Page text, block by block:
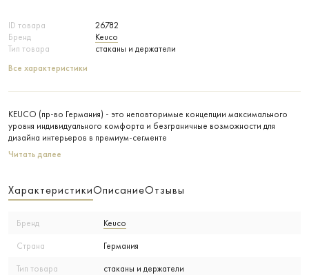
ID товара
26782
Бренд
Keuco
Тип товара
стаканы и держатели
Все характеристики
KEUCO (пр-во Германия) - это неповторимые концепции максимального
уровня индивидуального комфорта и безграничные возможности для
дизайна интерьеров в премиум-сегменте
Читать далее
ХарактеристикиОписаниеОтзывы
Бренд Keuco
Страна Германия
Тип товара стаканы и держатели